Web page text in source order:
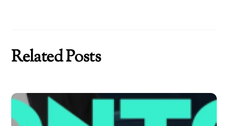
Related Posts